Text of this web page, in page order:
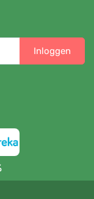
Inloggen